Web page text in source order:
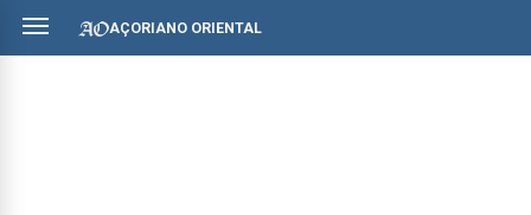
AÇORIANO ORIENTAL